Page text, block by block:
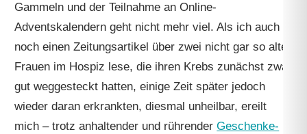
Gammeln und der Teilnahme an Online-
Adventskalendern geht nicht mehr viel. Als ich auch
noch einen Zeitungsartikel über zwei nicht gar so alte
Frauen im Hospiz lese, die ihren Krebs zunächst zwar
gut weggesteckt hatten, einige Zeit später jedoch
wieder daran erkrankten, diesmal unheilbar, ereilt
mich – trotz anhaltender und rührenderGeschenke-